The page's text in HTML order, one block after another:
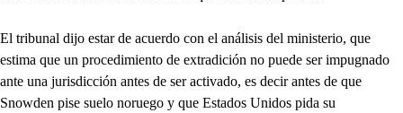
El tribunal dijo estar de acuerdo con el análisis del ministerio, que
estima que un procedimiento de extradición no puede ser impugnado
ante una jurisdicción antes de ser activado, es decir antes de que
Snowden pise suelo noruego y que Estados Unidos pida su